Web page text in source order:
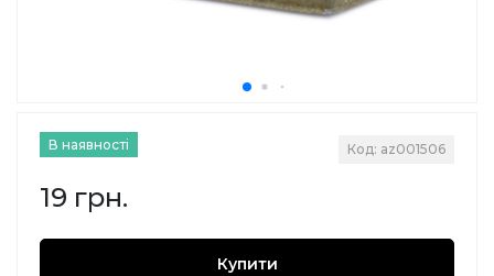
В наявності Код: az001506
19 грн.
Купити